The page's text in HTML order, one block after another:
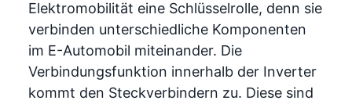
Elektromobilität eine Schlüsselrolle, denn sie
verbinden unterschiedliche Komponenten
im E-Automobil miteinander. Die
Verbindungsfunktion innerhalb der Inverter
kommt den Steckverbindern zu. Diese sind